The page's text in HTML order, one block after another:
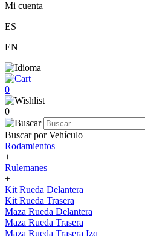
Mi cuenta
ES
EN
0
0
Buscar por Vehículo
Rodamientos
+
Rulemanes
+
Kit Rueda Delantera
Kit Rueda Trasera
Maza Rueda Delantera
Maza Rueda Trasera
Maza Rueda Trasera Izq